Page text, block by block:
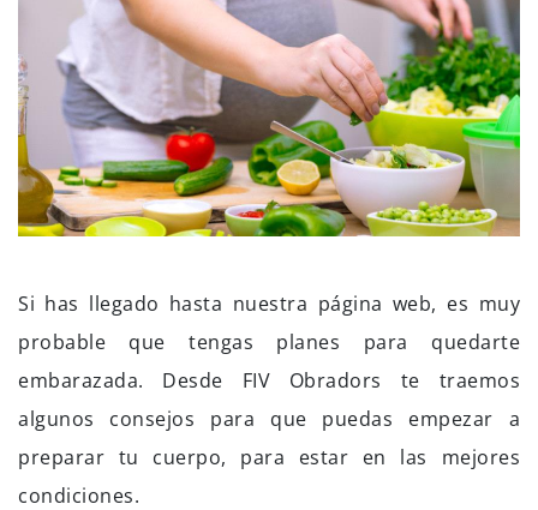
Si has llegado hasta nuestra página web, es muy
probable que tengas planes para quedarte
embarazada. Desde FIV Obradors te traemos
algunos consejos para que puedas empezar a
preparar tu cuerpo, para estar en las mejores
condiciones.